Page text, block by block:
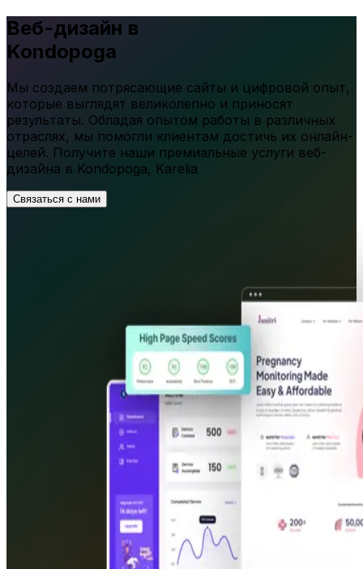
Веб-дизайн в
Kondopoga
Мы создаем потрясающие сайты и цифровой опыт,
которые выглядят великолепно и приносят
результаты. Обладая опытом работы в различных
отраслях, мы помогли клиентам достичь их онлайн-
целей. Получите наши премиальные услуги веб-
дизайна в Kondopoga, Karelia
Связаться с нами